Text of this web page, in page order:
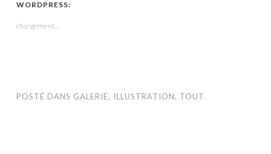
une une
WORDPRESS:
chargement…
POSTÉ DANS GALERIE, ILLUSTRATION, TOUT